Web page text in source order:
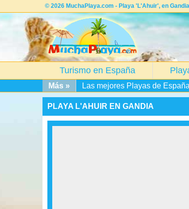
© 2026 MuchaPlaya.com - Playa 'L'Ahuir', en
Turismo en España
Más » Las mejores Playas de España
PLAYA L'AHUIR EN GANDIA